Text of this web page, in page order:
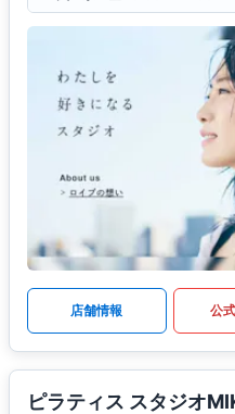
店舗情報 公
ピラティス スタジオ